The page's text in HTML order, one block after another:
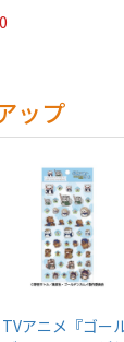
ップ
TVアニメ『ゴー